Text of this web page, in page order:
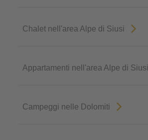
Chalet nell'area Alpe di Siusi
Appartamenti nell'area Alpe di Siusi
Campeggi nelle Dolomiti